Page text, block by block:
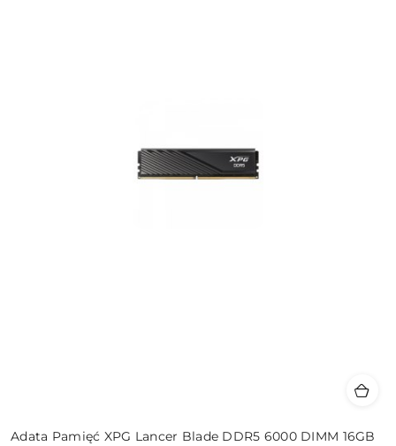
Adata Pamięć XPG Lancer Blade DDR5 6000 DIMM 16GB